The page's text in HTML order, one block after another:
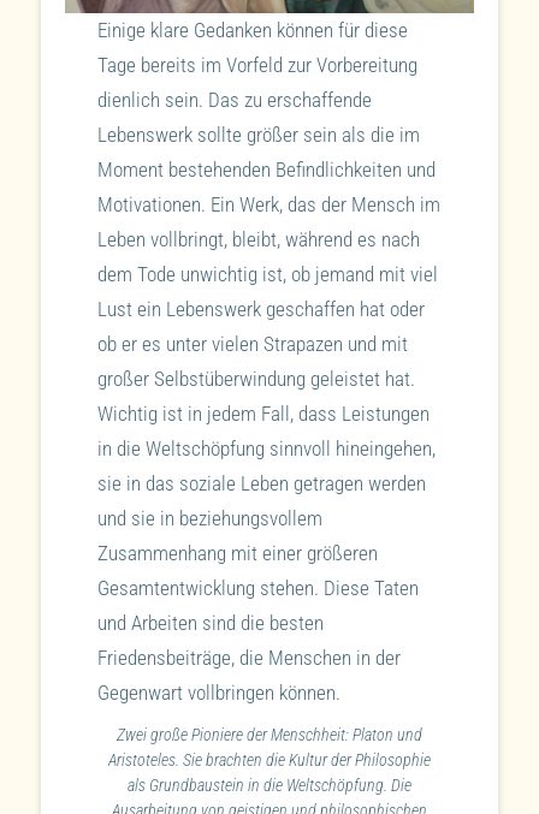
Einige klare Gedanken können für diese
Tage bereits im Vorfeld zur Vorbereitung
dienlich sein. Das zu erschaffende
Lebenswerk sollte größer sein als die im
Moment bestehenden Befindlichkeiten und
Motivationen. Ein Werk, das der Mensch im
Leben vollbringt, bleibt, während es nach
dem Tode unwichtig ist, ob jemand mit viel
Lust ein Lebenswerk geschaffen hat oder
ob er es unter vielen Strapazen und mit
großer Selbstüberwindung geleistet hat.
Wichtig ist in jedem Fall, dass Leistungen
in die Weltschöpfung sinnvoll hineingehen,
sie in das soziale Leben getragen werden
und sie in beziehungsvollem
Zusammenhang mit einer größeren
Gesamtentwicklung stehen. Diese Taten
und Arbeiten sind die besten
Friedensbeiträge, die Menschen in der
Gegenwart vollbringen können.
Zwei große Pioniere der Menschheit: Platon und
Aristoteles. Sie brachten die Kultur der Philosophie
als Grundbaustein in die Weltschöpfung. Die
Ausarbeitung von geistigen und philosophischen